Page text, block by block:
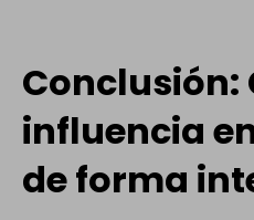
Conclusión:
influencia
de forma